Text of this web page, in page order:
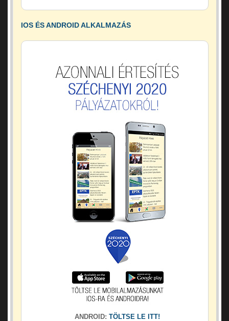
IOS ÉS ANDROID ALKALMAZÁS
ANDROID: TÖLTSE LE ITT!